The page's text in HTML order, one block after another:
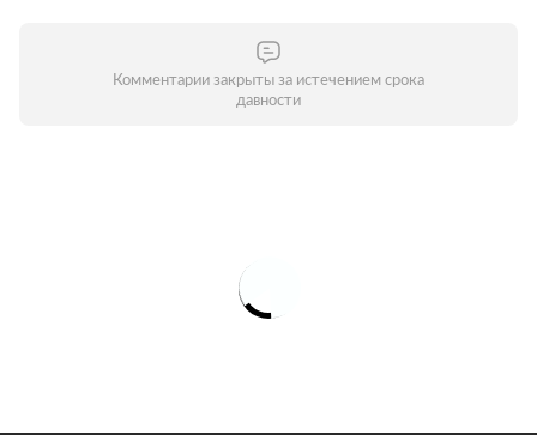
Комментарии закрыты за истечением срока
давности